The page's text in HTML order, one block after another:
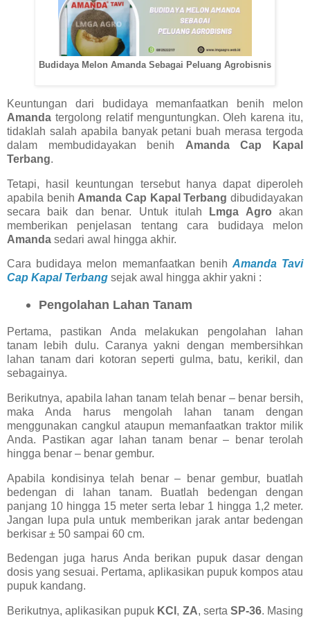
Budidaya Melon Amanda Sebagai Peluang Agrobisnis
Keuntungan dari budidaya memanfaatkan benih melon
Amanda tergolong relatif menguntungkan. Oleh karena itu,
tidaklah salah apabila banyak petani buah merasa tergoda
dalam membudidayakan benih Amanda Cap Kapal
Terbang.
Tetapi, hasil keuntungan tersebut hanya dapat diperoleh
apabila benih Amanda Cap Kapal Terbang dibudidayakan
secara baik dan benar. Untuk itulah
Lmga Agro akan
memberikan penjelasan tentang cara budidaya melon
Amanda sedari awal hingga akhir.
Cara budidaya melon memanfaatkan benih Amanda Tavi
Cap Kapal Terbang sejak awal hingga akhir yakni :
Pengolahan Lahan Tanam
Pertama, pastikan Anda melakukan pengolahan lahan
tanam lebih dulu. Caranya yakni dengan membersihkan
lahan tanam dari kotoran seperti gulma, batu, kerikil, dan
sebagainya.
Berikutnya, apabila lahan tanam telah benar – benar bersih,
maka Anda harus mengolah lahan tanam dengan
menggunakan cangkul ataupun memanfaatkan traktor milik
Anda. Pastikan agar lahan tanam benar – benar terolah
hingga benar – benar gembur.
Apabila kondisinya telah benar – benar gembur, buatlah
bedengan di lahan tanam. Buatlah bedengan dengan
panjang 10 hingga 15 meter serta lebar 1 hingga 1,2 meter.
Jangan lupa pula untuk memberikan jarak antar bedengan
berkisar ± 50 sampai 60 cm.
Bedengan juga harus Anda berikan pupuk dasar dengan
dosis yang sesuai. Pertama, aplikasikan pupuk kompos atau
pupuk kandang.
Berikutnya, aplikasikan pupuk KCl , ZA, serta SP-36. Masing